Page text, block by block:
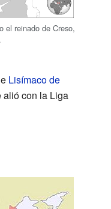
el reinado de Creso,
Lisímaco de
alió con la Liga